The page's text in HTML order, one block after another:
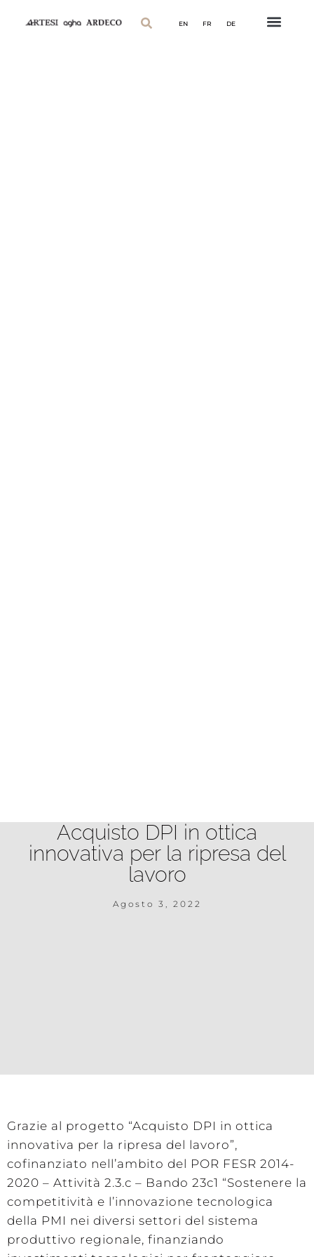
EN FR DE
Acquisto DPI in ottica
innovativa per la ripresa del
lavoro
Agosto 3, 2022
Grazie al progetto “Acquisto DPI in ottica
innovativa per la ripresa del lavoro”,
cofinanziato nell’ambito del POR FESR 2014-
2020 – Attività 2.3.c – Bando 23c1 “Sostenere la
competitività e l’innovazione tecnologica
della PMI nei diversi settori del sistema
produttivo regionale, finanziando